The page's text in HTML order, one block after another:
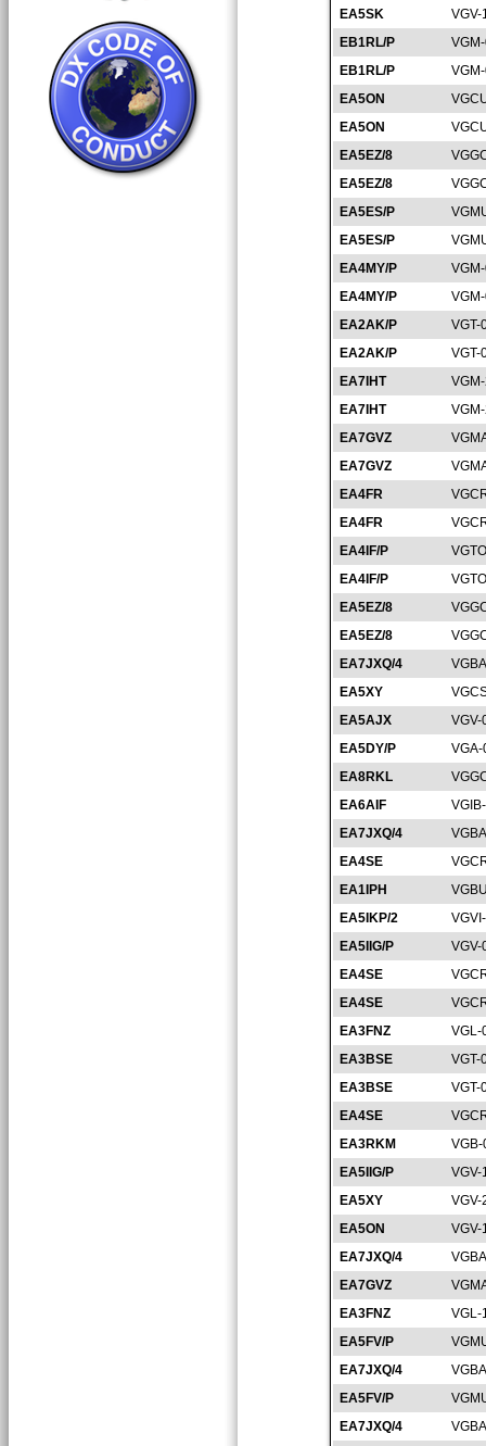
EA5SK
VGV-
EB1RL/P
EB1RL/P
EA5ON
EA5ON
EA5EZ/8
EA5EZ/8
EA5ES/P
EA5ES/P
EA4MY/P
EA4MY/P
EA2AK/P
VGT-
EA2AK/P
VGT-
EA7IHT
EA7IHT
EA7GVZ
EA7GVZ
EA4FR
EA4FR
EA4IF/P
EA4IF/P
EA5EZ/8
EA5EZ/8
EA7JXQ/4
EA5XY
EA5AJX
VGV-
EA5DY/P
EA8RKL
EA6AIF
EA7JXQ/4
EA4SE
EA1IPH
EA5IKP/2
EA5IIG/P
VGV-
EA4SE
EA4SE
EA3FNZ
VGL-
EA3BSE
VGT-
EA3BSE
VGT-
EA4SE
EA3RKM
EA5IIG/P
VGV-
EA5XY
VGV-
EA5ON
VGV-
EA7JXQ/4
EA7GVZ
EA3FNZ
VGL-
EA5FV/P
EA7JXQ/4
EA5FV/P
EA7JXQ/4